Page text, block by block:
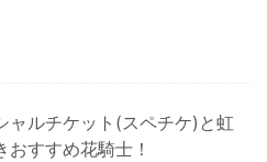
ャルチケット(スペチケ)と虹
おすすめ花騎士！